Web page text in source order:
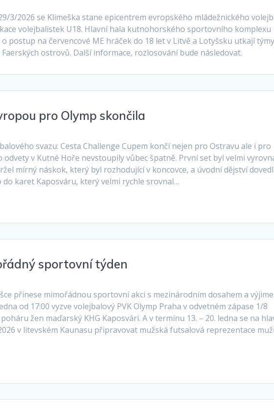
3/2026 se Klimeška stane epicentrem evropského mládežnického
volejbalistek U18. Hlavní hala kutnohorského sportovního komplexu
postup na červencové ME hráček do 18 let v Litvě a Lotyšsku utkají
ostrovů. Další informace, rozlosování bude následovat.
pro Olymp skončila
svazu: Cesta Challenge Cupem končí nejen pro Ostravu ale i pro
odvety v Kutné Hoře nevstoupily vůbec špatně. První set byl velmi
mírný náskok, který byl rozhodující v koncovce, a úvodní dějství dovedl
karet Kaposváru, který velmi rychle srovnal…
sportovní týden
přinese mimořádnou sportovní akci s mezinárodním dosahem a
od 17:00 vyzve volejbalový PVK Olymp Praha v odvetném zápase 1/8
žen maďarský KHG Kaposvári. A v termínu 13. – 20. ledna se na
v litevském Kaunasu připravovat mužská futsalová reprezentace